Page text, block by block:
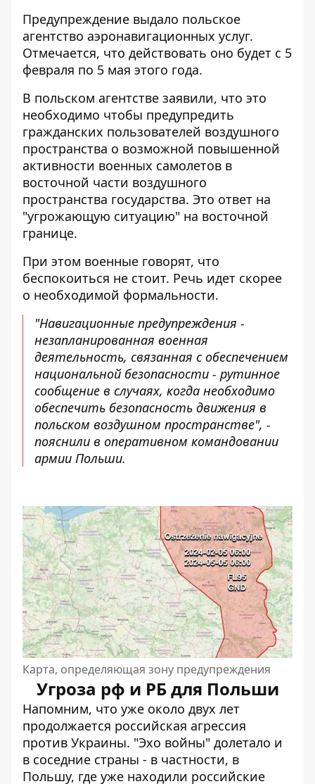
Предупреждение выдало польское
агентство аэронавигационных услуг.
Отмечается, что действовать оно будет с 5
февраля по 5 мая этого года.
В польском агентстве заявили, что это
необходимо чтобы предупредить
гражданских пользователей воздушного
пространства о возможной повышенной
активности военных самолетов в
восточной части воздушного
пространства государства. Это ответ на
"угрожающую ситуацию" на восточной
границе.
При этом военные говорят, что
беспокоиться не стоит. Речь идет скорее
о необходимой формальности.
"Навигационные предупреждения -
незапланированная военная
деятельность, связанная с обеспечением
национальной безопасности - рутинное
сообщение в случаях, когда необходимо
обеспечить безопасность движения в
польском воздушном пространстве", -
пояснили в оперативном командовании
армии Польши.
Карта, определяющая зону предупреждения
Угроза рф и РБ для Польши
Напомним, что уже около двух лет
продолжается российская агрессия
против Украины. "Эхо войны" долетало и
в соседние страны - в частности, в
Польшу, где уже находили российские